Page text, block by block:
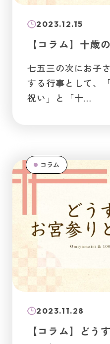
2023.12.15
【コラム】十歳
七五三の次にお子
する行事として、
祝い」と「十…
2023.11.28
【コラム】どう
コラム